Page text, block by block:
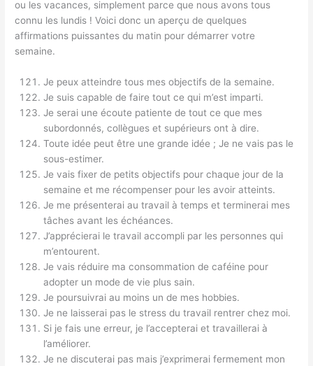
ou les vacances, simplement parce que nous avons tous
connu les lundis ! Voici donc un aperçu de quelques
affirmations puissantes du matin pour démarrer votre
semaine.
Je peux atteindre tous mes objectifs de la semaine.
Je suis capable de faire tout ce qui m’est imparti.
Je serai une écoute patiente de tout ce que mes
subordonnés, collègues et supérieurs ont à dire.
Toute idée peut être une grande idée ; Je ne vais pas le
sous-estimer.
Je vais fixer de petits objectifs pour chaque jour de la
semaine et me récompenser pour les avoir atteints.
Je me présenterai au travail à temps et terminerai mes
tâches avant les échéances.
J’apprécierai le travail accompli par les personnes qui
m’entourent.
Je vais réduire ma consommation de caféine pour
adopter un mode de vie plus sain.
Je poursuivrai au moins un de mes hobbies.
Je ne laisserai pas le stress du travail rentrer chez moi.
Si je fais une erreur, je l’accepterai et travaillerai à
l’améliorer.
Je ne discuterai pas mais j’exprimerai fermement mon